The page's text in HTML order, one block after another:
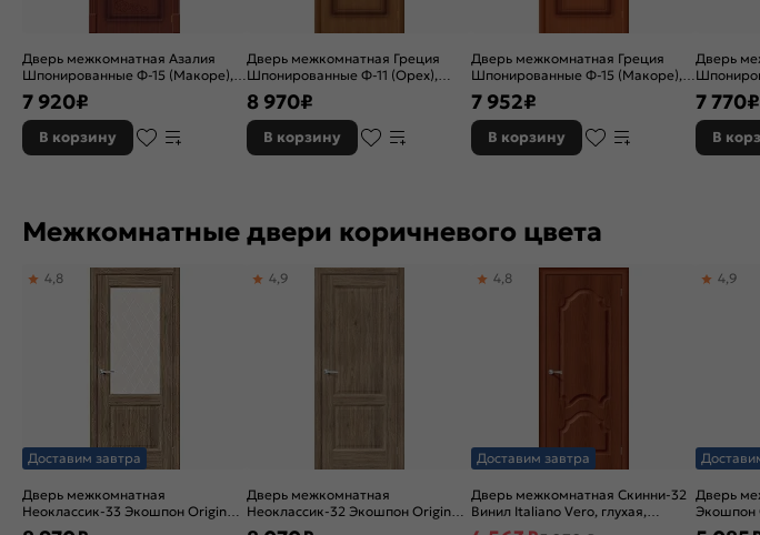
Дверь межкомнатная Азалия
Шпонированные Ф-15 (Макоре),
глухая, каркасно-щитовая
7 920₽
В корзину
Дверь межкомнатная Греция
Шпонированные Ф-11 (Орех),
остекленная, сатинат бронза
художественный, каркасно-
щитовая
8 970₽
В корзину
Дверь межкомнатная Греция
Шпонированные Ф-15 (Макоре),
глухая, филенчатая
7 952₽
В корзину
Дверь
глухая,
7 770₽
В
Межкомнатные двери коричневого цвета
Доставим завтра
Дверь межкомнатная
Неоклассик-33 Экошпон Original
Oak, остекленная, white сrystal,
4,8
Дверь межкомнатная
Неоклассик-32 Экошпон Original
Oak, глухая, кромка нет,
4,9
Доставим завтра
Дверь межкомнатная Скинни-32
Винил Italiano Vero, глухая,
скиновая
4,8
Дверь
Экошпон
декора,
4,9